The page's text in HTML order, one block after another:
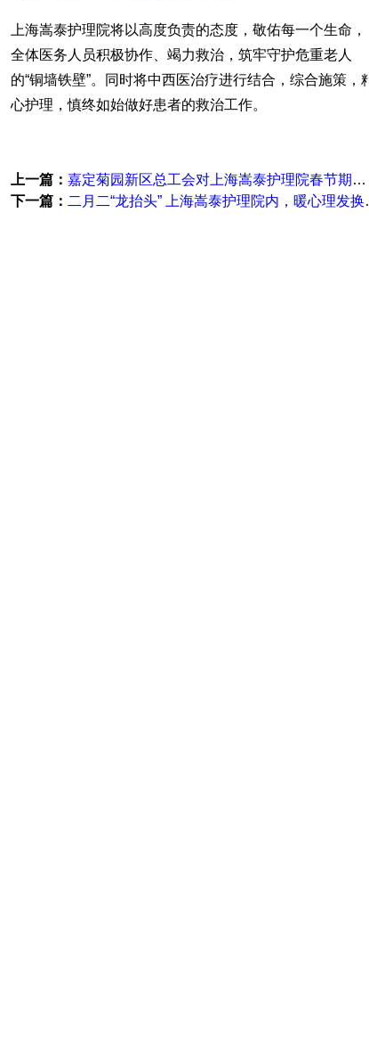
上海嵩泰护理院将以高度负责的态度，敬佑每一个生命，
全体医务人员积极协作、竭力救治，筑牢守护危重老人
的“铜墙铁壁”。同时将中西医治疗进行结合，综合施策，精
心护理，慎终如始做好患者的救治工作。
上一篇：嘉定菊园新区总工会对上海嵩泰护理院春节期间留院护理员进行慰问
下一篇： 二月二“龙抬头” 上海嵩泰护理院内，暖心理发换新颜！